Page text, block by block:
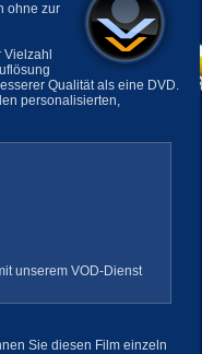
ohne zur
Qualität als eine DVD.
personalisierten,
unserem VOD-Dienst
Sie diesen Film einzeln